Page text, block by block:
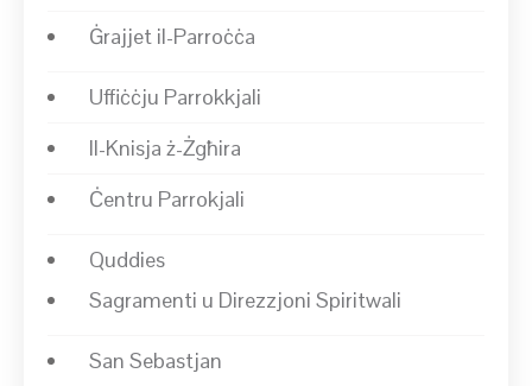
Ġrajjet il-Parroċċa
Uffiċċju Parrokkjali
Il-Knisja ż-Żgħira
Ċentru Parrokjali
Quddies
Sagramenti u Direzzjoni Spiritwali
San Sebastjan